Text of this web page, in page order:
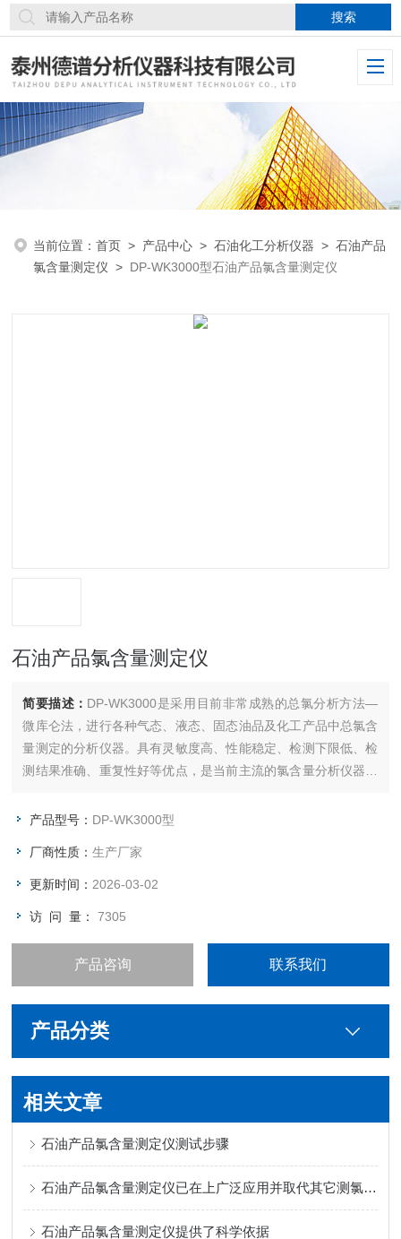
当前位置：首页 > 产品中心 >石油化工分析仪器 >石油产品
氯含量测定仪 > DP-WK3000型石油产品氯含量测定仪
石油产品氯含量测定仪
简要描述： DP-WK3000是采用目前非常成熟的总氯分析方法—
微库仑法，进行各种气态、液态、固态油品及化工产品中总氯含
量测定的分析仪器。具有灵敏度高、性能稳定、检测下限低、检
测结果准确、重复性好等优点，是当前主流的氯含量分析仪器，
产品型号： DP-WK3000型
厂商性质：生产厂家
更新时间： 2026-03-02
访 问 量：7305
产品咨询 联系我们
产品分类
相关文章
石油产品氯含量测定仪测试步骤
石油产品氯含量测定仪已在上广泛应用并取代其它测氯的分析方法
石油产品氯含量测定仪提供了科学依据